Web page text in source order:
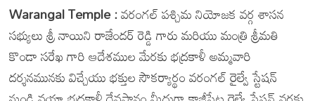
Warangal Temple :వరంగల్ పశ్చిమ నియోజక వర్గ శాసన
సభ్యులు శ్రీ నాయిని రాజేందర్ రెడ్డి గారు మరియు మంత్రి శ్రీమతి
కొండా సరేఖ గారి ఆదేశముల మేరకు భద్రకాళీ అమ్మవారి
దర్శనమునకు విచ్చేయు భక్తుల సౌకర్యార్థం వరంగల్ రైల్వే స్టేషన్